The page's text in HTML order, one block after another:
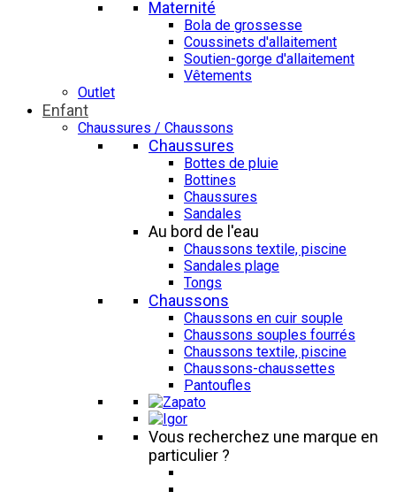
Maternité
Bola de grossesse
Coussinets d'allaitement
Soutien-gorge d'allaitement
Vêtements
Outlet
Enfant
Chaussures / Chaussons
Chaussures
Bottes de pluie
Bottines
Chaussures
Sandales
Au bord de l'eau
Chaussons textile, piscine
Sandales plage
Tongs
Chaussons
Chaussons en cuir souple
Chaussons souples fourrés
Chaussons textile, piscine
Chaussons-chaussettes
Pantoufles
Vous recherchez une marque en
particulier ?